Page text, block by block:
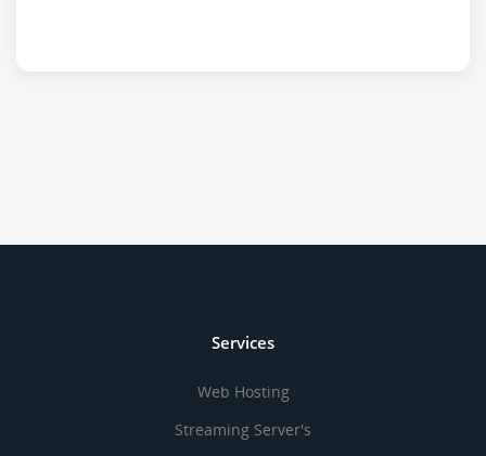
Services
Web Hosting
Streaming Server's